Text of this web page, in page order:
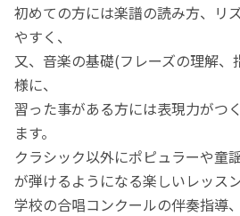
初めての方には楽譜の読み方、リ
やすく、
又、音楽の基礎(フレーズの理解、
様に、
習った事がある方には表現力がつ
ます。
クラシック以外にポピュラーや童
が弾けるようになる楽しいレッス
学校の合唱コンクールの伴奏指導